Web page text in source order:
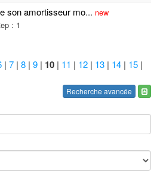
son amortisseur mo... new
: 1
| 7 | 8 | 9 | 10 | 11 | 12 | 13 | 14 | 15 |
Recherche avancée